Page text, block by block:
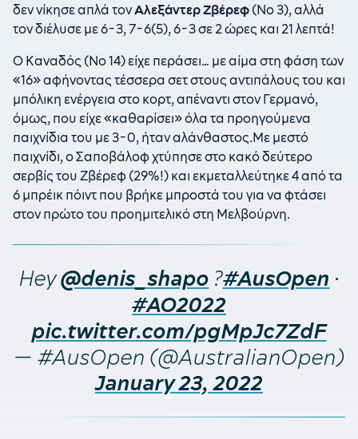
δεν νίκησε απλά τονΑλεξάντερ Ζβέρεφ (Νο 3), αλλά
τον διέλυσε με 6-3, 7-6(5), 6-3 σε 2 ώρες και 21 λεπτά!
Ο Καναδός (Νο 14) είχε περάσει… με αίμα στη φάση των
«16» αφήνοντας τέσσερα σετ στους αντιπάλους του και
μπόλικη ενέργεια στο κορτ, απέναντι στον Γερμανό,
όμως, που είχε «καθαρίσει» όλα τα προηγούμενα
παιχνίδια του με 3-0, ήταν αλάνθαστος.Με μεστό
παιχνίδι, ο Σαποβάλοφ χτύπησε στο κακό δεύτερο
σερβίς του Ζβέρεφ (29%!) και εκμεταλλεύτηκε 4 από τα
6 μπρέικ πόιντ που βρήκε μπροστά του για να φτάσει
στον πρώτο του προημιτελικό στη Μελβούρνη.
Hey@denis_shapo ?#AusOpen ·
#AO2022
pic.twitter.com/pgMpJc7ZdF
— #AusOpen (@AustralianOpen)
January 23, 2022